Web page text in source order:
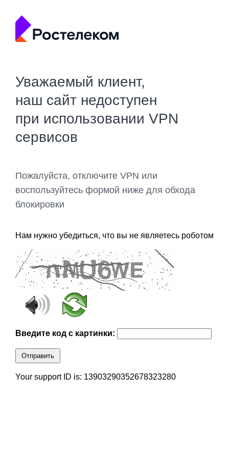
Уважаемый клиент,
наш сайт недоступен
при использовании VPN
сервисов
Пожалуйста, отключите VPN или
воспользуйтесь формой ниже для обхода
блокировки
Нам нужно убедиться, что вы не являетесь роботом
Введите код с картинки:
Отправить
Your support ID is: 13903290352678323280